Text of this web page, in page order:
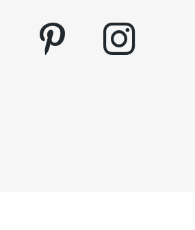
pinterest instagram